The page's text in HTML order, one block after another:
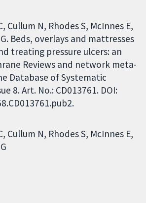
Cullum N, Rhodes S, McInnes E,
Beds, overlays and mattresses
treating pressure ulcers: an
Reviews and network meta-
Database of Systematic
8. Art. No.: CD013761. DOI:
Cullum N Rhodes S McInnes E